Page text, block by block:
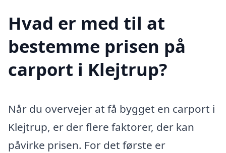
Hvad er med til at
bestemme prisen på
carport i Klejtrup?
Når du overvejer at få bygget en carport i
Klejtrup, er der flere faktorer, der kan
påvirke prisen. For det første er